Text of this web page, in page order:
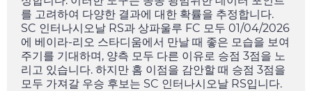
를 고려하여 다양한 결과에 대한 확률을 추정합니다.
SC 인터나시오날 RS과 상파울루 FC 모두 01/04/2026
에 베이라-리오 스타디움에서 만날 때 좋은 모습을 보여
주기를 기대하며, 양측 모두 다른 이유로 승점 3점을 노
리고 있습니다. 하지만 홈 이점을 감안할 때 승점 3점을
모두 가져갈 우승 후보는 SC 인터나시오날 RS입니다.